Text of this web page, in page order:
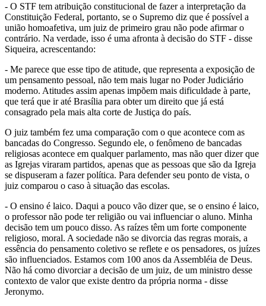
- O STF tem atribuição constitucional de fazer a interpretação da
Constituição Federal, portanto, se o Supremo diz que é possível a
união homoafetiva, um juiz de primeiro grau não pode afirmar o
contrário. Na verdade, isso é uma afronta à decisão do STF - disse
Siqueira, acrescentando:
- Me parece que esse tipo de atitude, que representa a exposição de
um pensamento pessoal, não tem mais lugar no Poder Judiciário
moderno. Atitudes assim apenas impõem mais dificuldade à parte,
que terá que ir até Brasília para obter um direito que já está
consagrado pela mais alta corte de Justiça do país.
O juiz também fez uma comparação com o que acontece com as
bancadas do Congresso. Segundo ele, o fenômeno de bancadas
religiosas acontece em qualquer parlamento, mas não quer dizer que
as Igrejas viraram partidos, apenas que as pessoas que são da Igreja
se dispuseram a fazer política. Para defender seu ponto de vista, o
juiz comparou o caso à situação das escolas.
- O ensino é laico. Daqui a pouco vão dizer que, se o ensino é laico,
o professor não pode ter religião ou vai influenciar o aluno. Minha
decisão tem um pouco disso. As raízes têm um forte componente
religioso, moral. A sociedade não se divorcia das regras morais, a
essência do pensamento coletivo se reflete e os pensadores, os juízes
são influenciados. Estamos com 100 anos da Assembléia de Deus.
Não há como divorciar a decisão de um juiz, de um ministro desse
contexto de valor que existe dentro da própria norma - disse
Jeronymo.